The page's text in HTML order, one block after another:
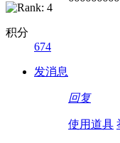
积分
674
发消息
回复
使用道具